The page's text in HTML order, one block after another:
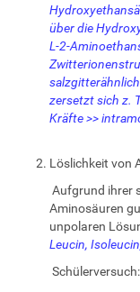
über die
L-2-
zersetzt sich z.
Kräfte >>
Löslichkeit von
Aufgrund ihrer
Aminosäuren
unpolaren
Leucin,
Schülerversuch: